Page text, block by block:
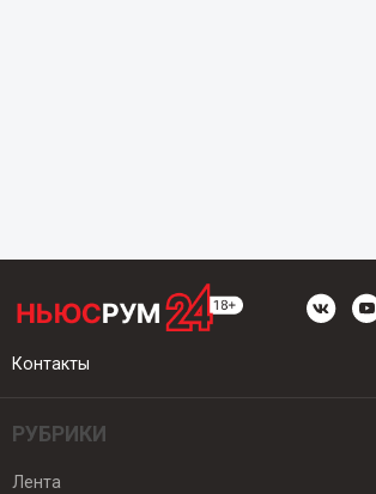
Контакты
РУБРИКИ
Лента